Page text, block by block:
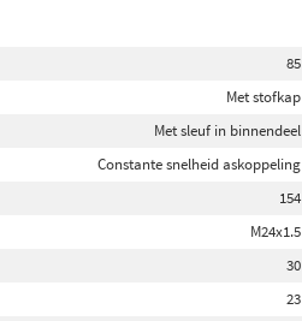
85
Met stofkap
Met sleuf in binnendeel
Constante snelheid askoppeling
154
M24x1.5
30
23